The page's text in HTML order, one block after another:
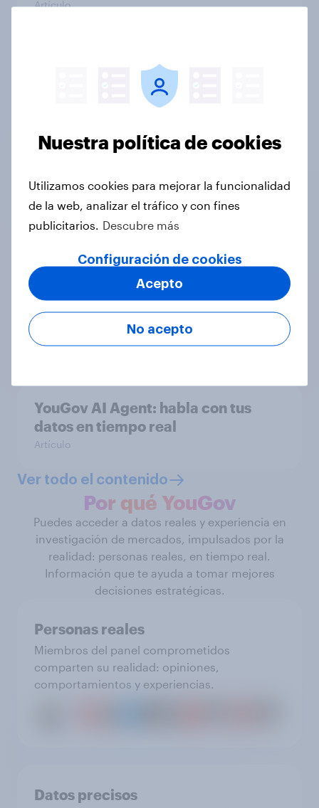
Artículo
YouGov España: marcas con mayor
crecimiento en WOM (Mayo 2026)
Optimismo con España: así vivirá el
Mundial 2026 la afición española
Más allá de lo que se oye: Informe
sobre publicidad en podcasts en
España 2026
Informes
YouGov AI Agent: habla con tus
datos en tiempo real
Artículo
Ver todo el contenido
Por qué YouGov
Puedes acceder a datos reales y experiencia en
investigación de mercados, impulsados por la
realidad: personas reales, en tiempo real.
Información que te ayuda a tomar mejores
decisiones estratégicas.
Personas reales
Miembros del panel comprometidos
comparten su realidad: opiniones,
comportamientos y experiencias.
Datos precisos
Nuestra política de cookies
Utilizamos cookies para mejorar la funcionalidad
de la web, analizar el tráfico y con fines
publicitarios.
Descubre más
Configuración de cookies
No acepto
Acepto